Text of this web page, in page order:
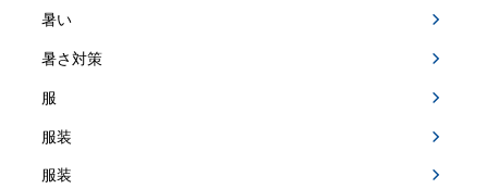
暑い
暑さ対策
服
服装
服装